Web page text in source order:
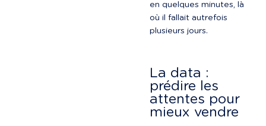
en quelques minutes, là
où il fallait autrefois
plusieurs jours.
La data :
prédire les
attentes pour
mieux vendre